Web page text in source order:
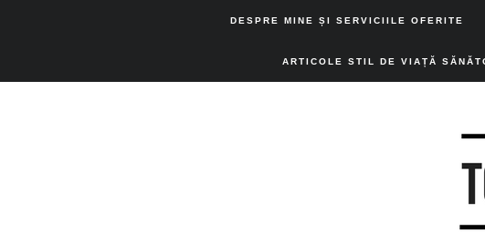
DESPRE MINE ȘI SERVICIILE OFERITE
ARTICOLE STIL DE VIAȚĂ